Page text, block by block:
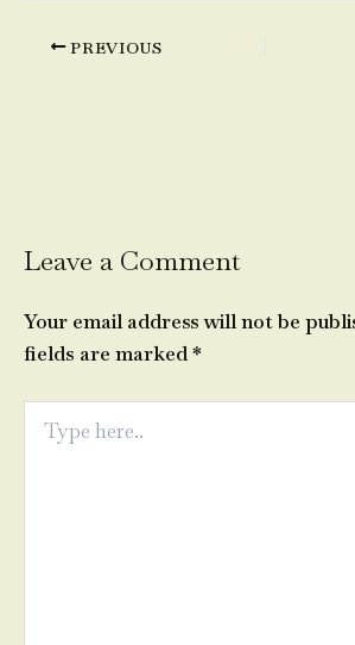
PREVIOUS
Leave a Comment
Your email address will not be
fields are marked*
here..